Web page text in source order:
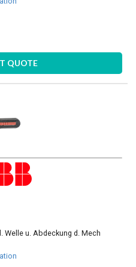
QUOTE
Welle u. Abdeckung d. Mech